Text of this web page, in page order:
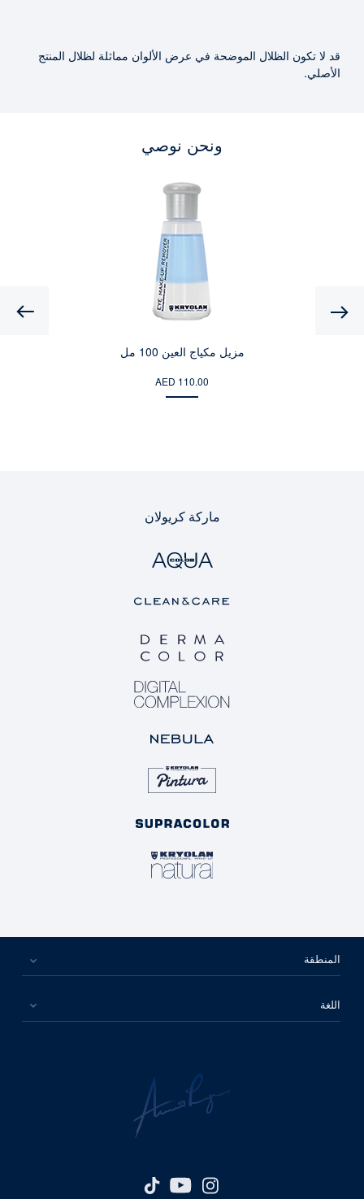
قد لا تكون الظلال الموضحة في عرض الألوان مماثلة لظلال المنتج
الأصلي.
ونحن نوصي
Previous
مزيل مكياج العين 100 مل
AED 110.00
ماركة كريولان
المنطقة
اللغة